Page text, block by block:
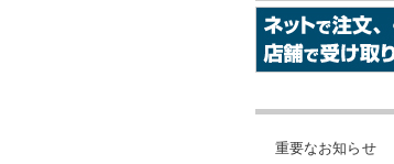
重要なお知らせ